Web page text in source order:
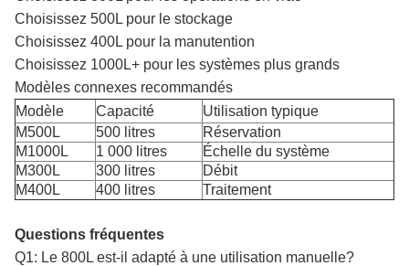
Choisissez 500L pour le stockage
Choisissez 400L pour la manutention
Choisissez 1000L+ pour les systèmes plus grands
Modèles connexes recommandés
Modèle
Capacité
Utilisation typique
M500L
500 litres
Réservation
M1000L
1 000 litres
Échelle du système
M300L
300 litres
Débit
M400L
400 litres Traitement
Questions fréquentes
Q1: Le 800L est-il adapté à une utilisation manuelle?